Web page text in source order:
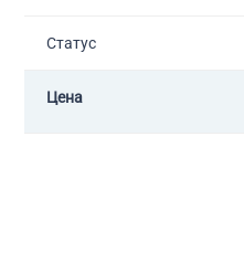
Статус
Цена